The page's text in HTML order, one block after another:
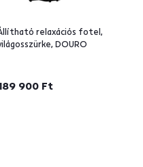
relaxációs fotel,
DOURO
900 Ft